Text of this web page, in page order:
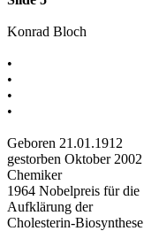
Konrad Bloch
•
•
•
•
Geboren 21.01.1912
gestorben Oktober 2002
Chemiker
1964 Nobelpreis für die
Aufklärung der
Cholesterin-Biosynthese